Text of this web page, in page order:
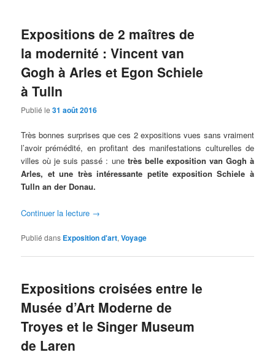
Expositions de 2 maîtres de
la modernité : Vincent van
Gogh à Arles et Egon Schiele
à Tulln
Publié le31 août 2016
Très bonnes surprises que ces 2 expositions vues sans vraiment
l’avoir prémédité, en profitant des manifestations culturelles de
villes où je suis passé : une très belle exposition van Gogh à
Arles, et une très intéressante petite exposition Schiele à
Tulln an der Donau.
Continuer la lecture →
Publié dans Exposition d'art,Voyage
Expositions croisées entre le
Musée d’Art Moderne de
Troyes et le Singer Museum
de Laren